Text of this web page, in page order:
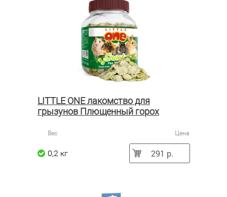
LITTLE ONE лакомство для
грызунов Плющенный горох
Вес Цена
0,2 кг 291 р.